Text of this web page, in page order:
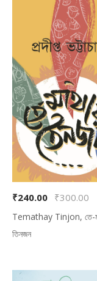
₹240.00 ₹300.00
Temathay Tinjon, তে-
তিনজন